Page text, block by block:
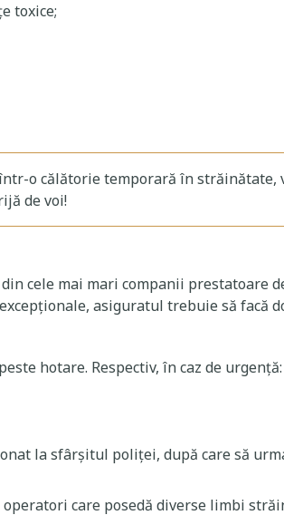
toxice;
o călătorie temporară în
de voi!
cele mai mari companii prestatoare
asiguratul trebuie să facă
hotare. Respectiv, în caz de urgență:
la sfârșitul poliței, după care să
care posedă diverse limbi